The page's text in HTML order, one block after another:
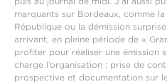
marquants sur Bordeaux, comme
République ou la démission surprise
arrivant, en pleine période de «
profiter pour réaliser une émission
charge l’organisation : prise de
prospective et documentation sur